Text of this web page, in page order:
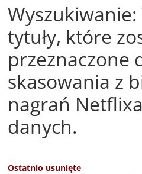
Wyszukiwanie:
tytuły, które
przeznaczone
skasowania z
nagrań
danych.
Ostatnio usunięte